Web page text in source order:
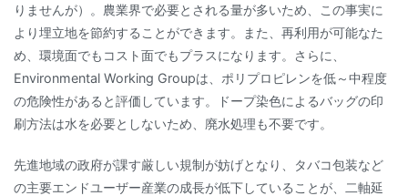
りませんが）。農業界で必要とされる量が多いため、この事実に
より埋立地を節約することができます。また、再利用が可能なた
め、環境面でもコスト面でもプラスになります。さらに、
Environmental Working Groupは、ポリプロピレンを低～中程度
の危険性があると評価しています。ドープ染色によるバッグの印
刷方法は水を必要としないため、廃水処理も不要です。
先進地域の政府が課す厳しい規制が妨げとなり、タバコ包装など
の主要エンドユーザー産業の成長が低下していることが、二軸延